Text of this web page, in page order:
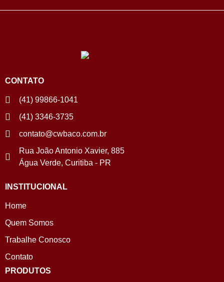
CONTATO
(41) 99866-1041
(41) 3346-3735
contato@cwbaco.com.br
Rua João Antonio Xavier, 885
Água Verde, Curitiba - PR
INSTITUCIONAL
Home
Quem Somos
Trabalhe Conosco
Contato
PRODUTOS